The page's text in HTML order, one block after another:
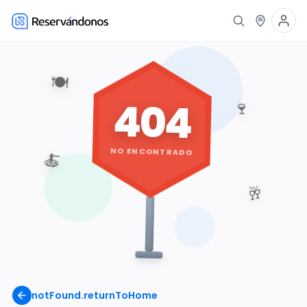
notFound.returnToHome
🍽️
🍷
🥂
🍝
404
NO ENCONTRADO